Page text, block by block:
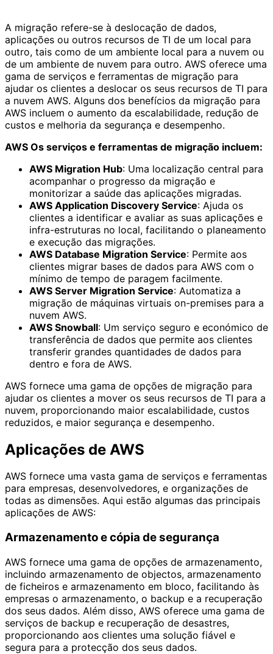
A migração refere-se à deslocação de dados,
aplicações ou outros recursos de TI de um local para
outro, tais como de um ambiente local para a nuvem ou
de um ambiente de nuvem para outro. AWS oferece uma
gama de serviços e ferramentas de migração para
ajudar os clientes a deslocar os seus recursos de TI para
a nuvem AWS. Alguns dos benefícios da migração para
AWS incluem o aumento da escalabilidade, redução de
custos e melhoria da segurança e desempenho.
AWS Os serviços e ferramentas de migração incluem:
AWS Migration Hub: Uma localização central para
acompanhar o progresso da migração e
monitorizar a saúde das aplicações migradas.
AWS Application Discovery Service: Ajuda os
clientes a identificar e avaliar as suas aplicações e
infra-estruturas no local, facilitando o planeamento
e execução das migrações.
AWS Database Migration Service: Permite aos
clientes migrar bases de dados para AWS com o
mínimo de tempo de paragem facilmente.
AWS Server Migration Service: Automatiza a
migração de máquinas virtuais on-premises para a
nuvem AWS.
AWS Snowball: Um serviço seguro e económico de
transferência de dados que permite aos clientes
transferir grandes quantidades de dados para
dentro e fora de AWS.
AWS fornece uma gama de opções de migração para
ajudar os clientes a mover os seus recursos de TI para a
nuvem, proporcionando maior escalabilidade, custos
reduzidos, e maior segurança e desempenho.
Aplicações de AWS
AWS fornece uma vasta gama de serviços e ferramentas
para empresas, desenvolvedores, e organizações de
todas as dimensões. Aqui estão algumas das principais
aplicações de AWS:
Armazenamento e cópia de segurança
AWS fornece uma gama de opções de armazenamento,
incluindo armazenamento de objectos, armazenamento
de ficheiros e armazenamento em bloco, facilitando às
empresas o armazenamento, o backup e a recuperação
dos seus dados. Além disso, AWS oferece uma gama de
serviços de backup e recuperação de desastres,
proporcionando aos clientes uma solução fiável e
segura para a protecção dos seus dados.